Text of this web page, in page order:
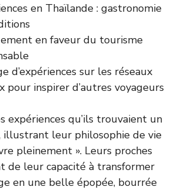
en Thaïlande : gastronomie
en faveur du tourisme
d’expériences sur les réseaux
pour inspirer d’autres voyageurs
expériences qu’ils trouvaient un
illustrant leur philosophie de vie
pleinement ». Leurs proches
de leur capacité à transformer
en une belle épopée, bourrée